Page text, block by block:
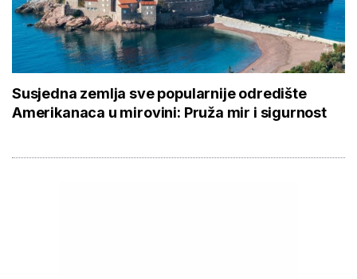
Susjedna zemlja sve popularnije odredište
Amerikanaca u mirovini: Pruža mir i sigurnost